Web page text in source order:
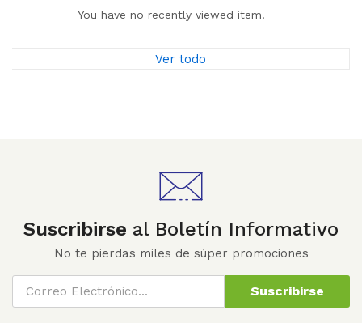
You have no recently viewed item.
Ver todo
Suscribirse al Boletín Informativo
No te pierdas miles de súper promociones
Suscribirse